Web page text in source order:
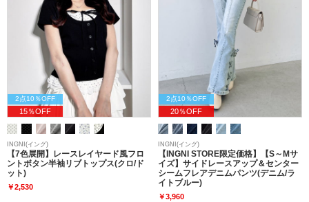
2点10％OFF
15％OFF
INGNI(イング)
【7色展開】レースレイヤード風フロ
ントボタン半袖リブトップス(クロ/ド
ット)
￥2,530
2点10％OFF
20％OFF
INGNI(イング)
【INGNI STORE限定価格】【S～Mサ
イズ】サイドレースアップ＆センター
シームフレアデニムパンツ(デニム/ラ
イトブルー)
￥3,960